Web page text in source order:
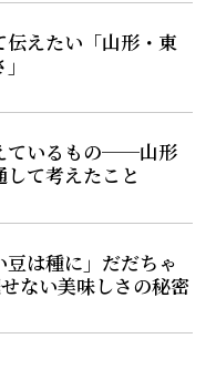
えたい「山形・東
ているもの──山形
て考えたこと
豆は種に」だだちゃ
ない美味しさの秘密